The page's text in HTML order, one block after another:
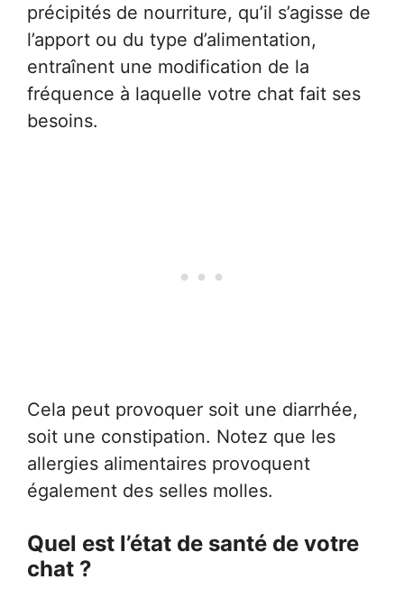
précipités de nourriture, qu’il s’agisse de
l’apport ou du type d’alimentation,
entraînent une modification de la
fréquence à laquelle votre chat fait ses
besoins.
Cela peut provoquer soit une diarrhée,
soit une constipation. Notez que les
allergies alimentaires provoquent
également des selles molles.
Quel est l’état de santé de votre
chat ?